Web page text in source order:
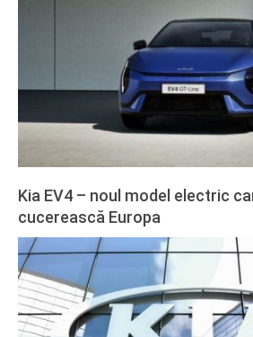
Kia EV4 – noul model electric
cucerească Europa
2025-
02-
27